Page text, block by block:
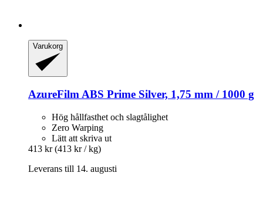
Varukorg
AzureFilm ABS Prime Silver, 1,75 mm / 1000 g
Hög hållfasthet och slagtålighet
Zero Warping
Lätt att skriva ut
413 kr (413 kr / kg)
Leverans till 14. augusti